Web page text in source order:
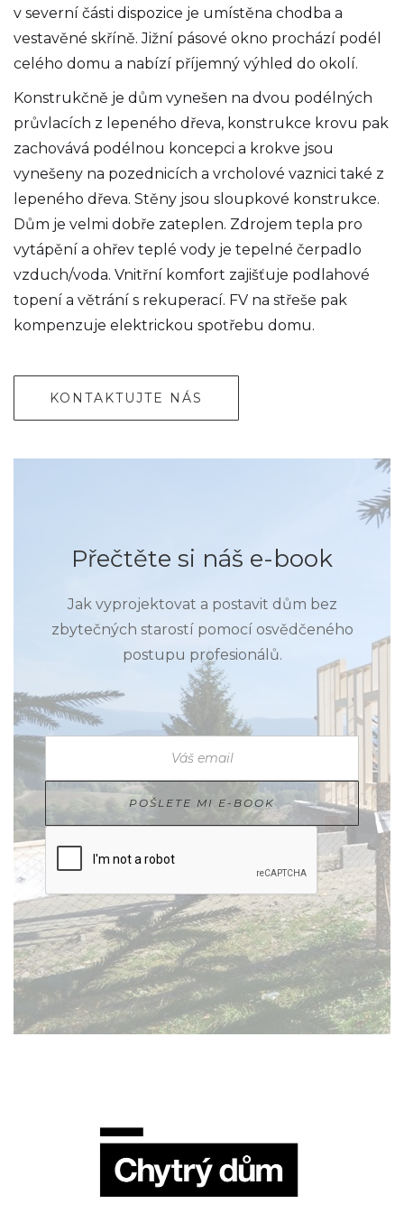
v severní části dispozice je umístěna chodba a
vestavěné skříně. Jižní pásové okno prochází podél
celého domu a nabízí příjemný výhled do okolí.
Konstrukčně je dům vynešen na dvou podélných
průvlacích z lepeného dřeva, konstrukce krovu pak
zachovává podélnou koncepci a krokve jsou
vynešeny na pozednicích a vrcholové vaznici také z
lepeného dřeva. Stěny jsou sloupkové konstrukce.
Dům je velmi dobře zateplen. Zdrojem tepla pro
vytápění a ohřev teplé vody je tepelné čerpadlo
vzduch/voda. Vnitřní komfort zajišťuje podlahové
topení a větrání s rekuperací. FV na střeše pak
kompenzuje elektrickou spotřebu domu.
KONTAKTUJTE NÁS
Přečtěte si náš e-book
Jak vyprojektovat a postavit dům bez
zbytečných starostí pomocí osvědčeného
postupu profesionálů.